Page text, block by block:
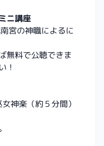
ニ講座
宮の神職によるに
無料で公聴できま
！
神楽（約５分間）